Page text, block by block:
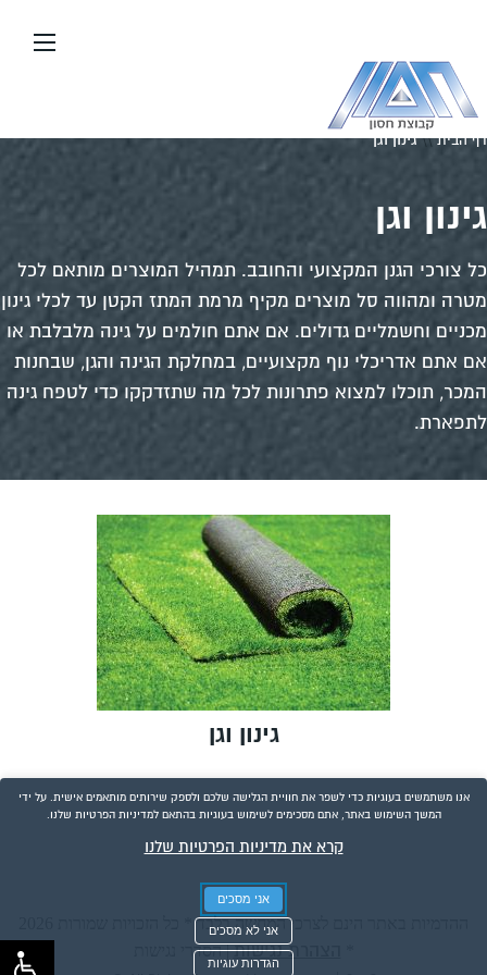
העמוד
דף הבית\\גינון וגן
גינון וגן
כל צורכי הגנן המקצועי והחובב. תמהיל המוצרים מותאם לכל
מטרה ומהווה סל מוצרים מקיף מרמת המתז הקטן עד לכלי גינון
מכניים וחשמליים גדולים. אם אתם חולמים על גינה מלבלבת או
אם אתם אדריכלי נוף מקצועיים, במחלקת הגינה והגן, שבחנות
המכר, תוכלו למצוא פתרונות לכל מה שתזדקקו כדי לטפח גינה
לתפארת.
גינון וגן
הצהרת נגישות|הסדרי נגישות
אנו משתמשים בעוגיות כדי לשפר את חוויית הגלישה שלכם ולספק שירותים מותאמים אישית. על ידי
המשך השימוש באתר, אתם מסכימים לשימוש בעוגיות בהתאם למדיניות הפרטיות שלנו.
קרא את מדיניות הפרטיות שלנו
אני מסכים
אני לא מסכים
הגדרות עוגיות